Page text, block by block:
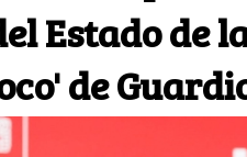
Estado de
de